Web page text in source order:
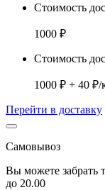
Стоимость
1000 ₽
Стоимость
1000 ₽ + 40 ₽/
Перейти в доставку
Самовывоз
Вы можете забрать
до 20.00